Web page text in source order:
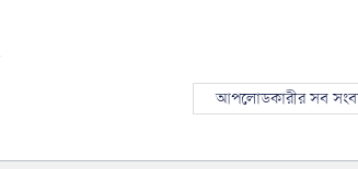
আপলোডকারীর সব